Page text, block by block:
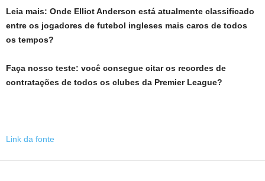
Leia mais: Onde Elliot Anderson está atualmente classificado
entre os jogadores de futebol ingleses mais caros de todos
os tempos?
Faça nosso teste: você consegue citar os recordes de
contratações de todos os clubes da Premier League?
Link da fonte